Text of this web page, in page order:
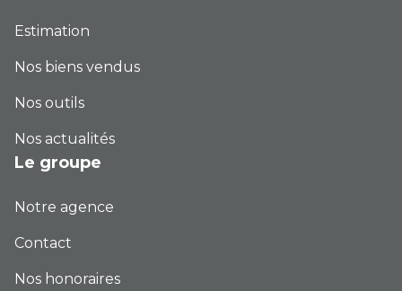
Estimation
Nos biens vendus
Nos outils
Nos actualités
Le groupe
Notre agence
Contact
Nos honoraires